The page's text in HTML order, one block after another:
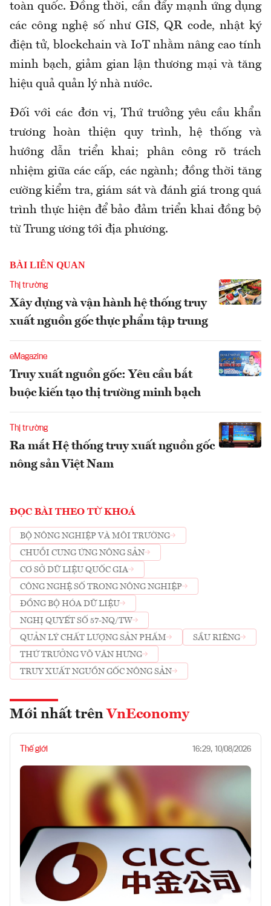
toàn quốc. Đồng thời, cần đẩy mạnh ứng dụng
các công nghệ số như GIS, QR code, nhật ký
điện tử, blockchain và IoT nhằm nâng cao tính
minh bạch, giảm gian lận thương mại và tăng
hiệu quả quản lý nhà nước.
Đối với các đơn vị, Thứ trưởng yêu cầu khẩn
trương hoàn thiện quy trình, hệ thống và
hướng dẫn triển khai; phân công rõ trách
nhiệm giữa các cấp, các ngành; đồng thời tăng
cường kiểm tra, giám sát và đánh giá trong quá
trình thực hiện để bảo đảm triển khai đồng bộ
từ Trung ương tới địa phương.
BÀI LIÊN QUAN
Thị trường
Xây dựng và vận hành hệ thống truy
xuất nguồn gốc thực phẩm tập trung
eMagazine
Truy xuất nguồn gốc: Yêu cầu bắt
buộc kiến tạo thị trường minh bạch
Thị trường
Ra mắt Hệ thống truy xuất nguồn gốc
nông sản Việt Nam
ĐỌC BÀI THEO TỪ KHOÁ
BỘ NÔNG NGHIỆP VÀ MÔI TRƯỜNG
CHUỖI CUNG ỨNG NÔNG SẢN
CƠ SỞ DỮ LIỆU QUỐC GIA
CÔNG NGHỆ SỐ TRONG NÔNG NGHIỆP
ĐỒNG BỘ HÓA DỮ LIỆU
NGHỊ QUYẾT SỐ 57-NQ/TW
QUẢN LÝ CHẤT LƯỢNG SẢN PHẨM
SẦU RIÊNG
THỨ TRƯỞNG VÕ VĂN HƯNG
TRUY XUẤT NGUỒN GỐC NÔNG SẢN
Mới nhất trên VnEconomy
Thế giới 16:29, 10/08/2026